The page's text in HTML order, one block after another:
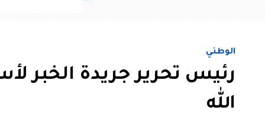
الوطني
رئيس تحرير جريدة الخبر
الله